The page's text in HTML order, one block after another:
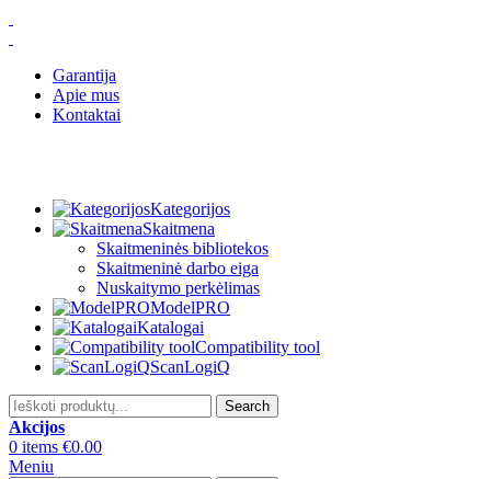
Garantija
Apie mus
Kontaktai
Kategorijos
Skaitmena
Skaitmeninės bibliotekos
Skaitmeninė darbo eiga
Nuskaitymo perkėlimas
ModelPRO
Katalogai
Compatibility tool
ScanLogiQ
Search
Akcijos
0 items €0.00
Meniu